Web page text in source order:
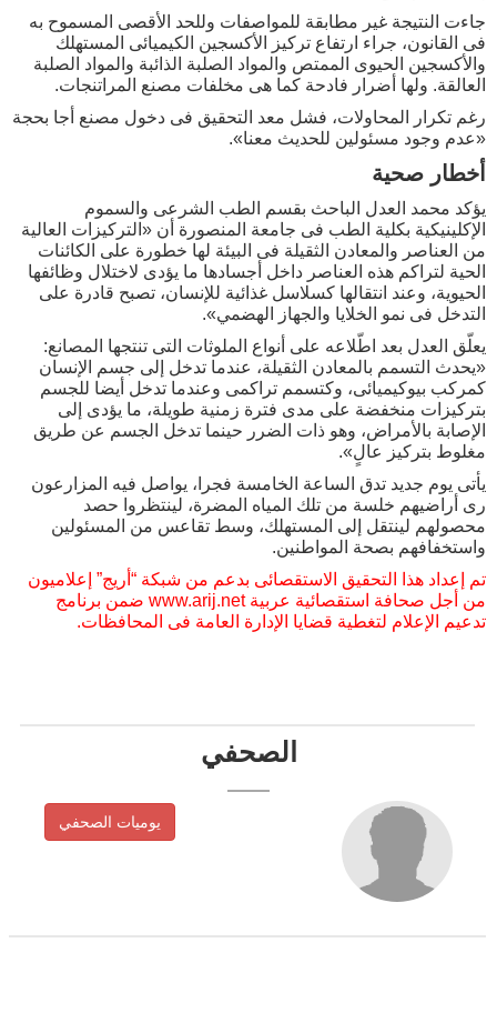
جاءت النتيجة غير مطابقة للمواصفات وللحد الأقصى المسموح به
فى القانون، جراء ارتفاع تركيز الأكسجين الكيميائى المستهلك
والأكسجين الحيوى الممتص والمواد الصلبة الذائبة والمواد الصلبة
العالقة. ولها أضرار فادحة كما هى مخلفات مصنع المراتنجات.
رغم تكرار المحاولات، فشل معد التحقيق فى دخول مصنع أجا بحجة
«عدم وجود مسئولين للحديث معنا».
أخطار صحية
يؤكد محمد العدل الباحث بقسم الطب الشرعى والسموم
الإكلينيكية بكلية الطب فى جامعة المنصورة أن «التركيزات العالية
من العناصر والمعادن الثقيلة فى البيئة لها خطورة على الكائنات
الحية لتراكم هذه العناصر داخل أجسادها ما يؤدى لاختلال وظائفها
الحيوية، وعند انتقالها كسلاسل غذائية للإنسان، تصبح قادرة على
التدخل فى نمو الخلايا والجهاز الهضمي».
يعلّق العدل بعد اطّلاعه على أنواع الملوثات التى تنتجها المصانع:
«يحدث التسمم بالمعادن الثقيلة، عندما تدخل إلى جسم الإنسان
كمركب بيوكيميائى، وكتسمم تراكمى وعندما تدخل أيضا للجسم
بتركيزات منخفضة على مدى فترة زمنية طويلة، ما يؤدى إلى
الإصابة بالأمراض، وهو ذات الضرر حينما تدخل الجسم عن طريق
مغلوط بتركيز عالٍ».
يأتى يوم جديد تدق الساعة الخامسة فجرا، يواصل فيه المزارعون
رى أراضيهم خلسة من تلك المياه المضرة، لينتظروا حصد
محصولهم لينتقل إلى المستهلك، وسط تقاعس من المسئولين
واستخفافهم بصحة المواطنين.
تم إعداد هذا التحقيق الاستقصائى بدعم من شبكة “أريج” إعلاميون
من أجل صحافة استقصائية عربية www.arij.net ضمن برنامج
تدعيم الإعلام لتغطية قضايا الإدارة العامة فى المحافظات.
الصحفي
يوميات الصحفي